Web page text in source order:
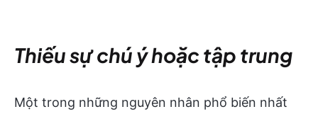
Thiếu sự chú ý hoặc tập trung
Một trong những nguyên nhân phổ biến nhất